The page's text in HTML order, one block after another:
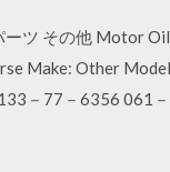
ツ その他 Motor
Make: Other
－77－6356 061